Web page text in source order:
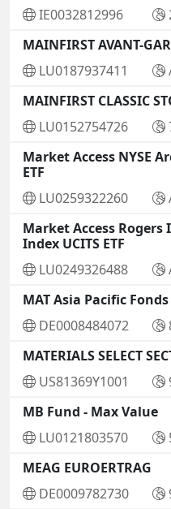
IE0032812996
MAINFIRST AVANT-
LU0187937411
MAINFIRST CLASSIC
LU0152754726
Market Access NYSE
ETF
LU0259322260
Market Access
Index UCITS ETF
LU0249326488
MAT Asia Pacific Fonds
DE0008484072
MATERIALS SELECT
US81369Y1001
MB Fund - Max Value
LU0121803570
MEAG EUROERTRAG
DE0009782730